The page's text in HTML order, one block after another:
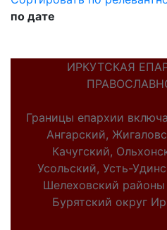
по дате
ИРКУТСКАЯ
Границы епархии
Ангарский,
Качугский,
Усольский, Усть-
Шелеховский
Бурятский округ